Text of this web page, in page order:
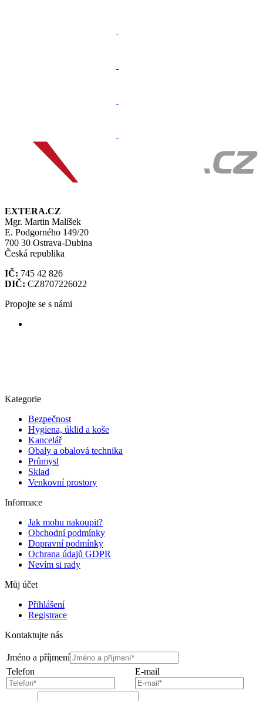
EXTERA.CZ
Mgr. Martin Malíšek
E. Podgorného 149/20
700 30 Ostrava-Dubina
Česká republika
IČ: 745 42 826
DIČ: CZ8707226022
Propojte se s námi
Kategorie
Bezpečnost
Hygiena, úklid a koše
Kancelář
Obaly a obalová technika
Průmysl
Sklad
Venkovní prostory
Informace
Jak mohu nakoupit?
Obchodní podmínky
Dopravní podmínky
Ochrana údajů GDPR
Nevím si rady
Můj účet
Přihlášení
Registrace
Kontaktujte nás
Jméno a příjmení
Telefon
E-mail